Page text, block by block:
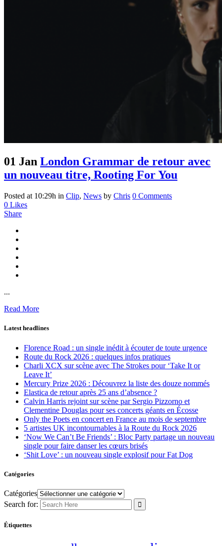
01 Jan London Grammar de retour avec
un nouveau titre, Rooting For You
Posted at 10:29h in Clip, News by Chris 0 Comments
0 Likes
Share
...
Read More
Latest headlines
Florence Road : un single inédit à écouter de toute urgence
Route du Rock 2026 : quelques infos pratiques
Charli XCX sur scène avec The Strokes pour ‘Take It or
Leave It’
Mercury Prize 2026 : Découvrez la liste des douze nommés
Elastica de retour après 25 ans d’absence ?
Calvin Harris rejoint sur scène par Sergio Pizzorno et
Clementine Douglas pour ses concerts géants en Écosse
Only the Poets en concert en France au mois de septembre
5 artistes UK incontournables à la Route du Rock 2026
‘Now We Can’t Be Friends’ : Bloc Party partage un nouveau
single pour faire danser les cœurs brisés
‘Shit Love’ : un nouveau single explosif pour Fat Dog
Catégories
Catégories
Search for:
Étiquettes